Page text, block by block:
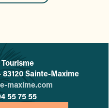
L'office de tourisme de Sainte-
Sainte-Maxime
maxime.com
55 75 55